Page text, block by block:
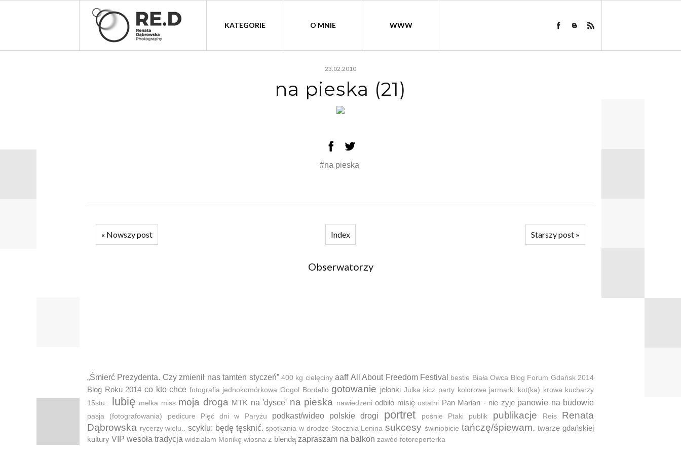
KATEGORIE O MNIE WWW
23.02.2010
na pieska (21)
#na pieska
« Nowszy post Index Starszy post »
Obserwatorzy
„Śmierć Prezydenta. Czy zmienił nas tamten styczeń” 400 kg cielęciny aaff All About Freedom Festival bestie Biała Owca Blog Forum Gdańsk 2014
Blog Roku 2014 co kto chce fotografia jednokomórkowa Gogol Bordello gotowanie jelonki Julka kicz party kolorowe jarmarki kot(ka) krowa kucharzy
15stu.. lubię melka miss moja droga MTK na 'dysce' na pieska nawiedzeni odbiło misię ostatni Pan Marian - nie żyje panowie na budowie
pasja (fotografowania) pedicure Pięć dni w Paryżu podkast/wideo polskie drogi portret pośnie Ptaki publik publikacje Reis
Renata
Dąbrowska rycerzy wielu.. scyklu: będę tęsknić. spotkania w drodze Stocznia Lenina sukcesy świniobicie tańczę/śpiewam. twarze gdańskiej
kultury VIP wesoła tradycja widziałam Monikę wiosna z blendą zapraszam na balkon zawód fotoreporterka